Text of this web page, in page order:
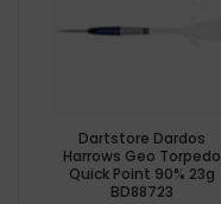
Dartstore Dardos
Harrows Geo Torpedo
Quick Point 90% 23g
BD88723